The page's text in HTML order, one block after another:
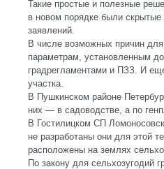
Такие простые и полезные
в новом порядке были
заявлений.
В числе возможных причин для
параметрам, установленным
градрегламентами и ПЗЗ. И
участка.
В Пушкинском районе
них — в садоводстве, а по
В Гостилицком СП
не разработаны они для этой
расположены на землях
По закону для сельхозугодий